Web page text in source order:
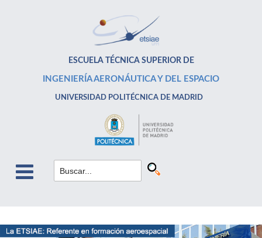
ESCUELA TÉCNICA SUPERIOR DE
INGENIERÍA AERONÁUTICA Y DEL ESPACIO
UNIVERSIDAD POLITÉCNICA DE MADRID